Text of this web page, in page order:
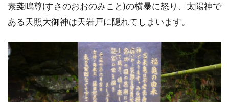
素戔嗚尊(すさのおおのみこと)の横暴に怒り、太陽神で
ある天照大御神は天岩戸に隠れてしまいます。